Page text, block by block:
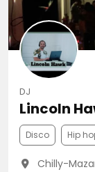
DJ
Lincoln
Disco Hip
Chilly-